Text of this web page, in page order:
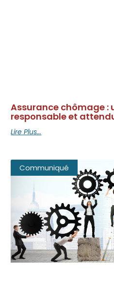
Assurance chômage :
responsable et
Lire Plus...
Communiqué